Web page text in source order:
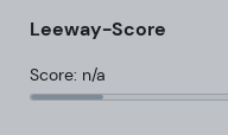
Leeway-Score
Score: n/a